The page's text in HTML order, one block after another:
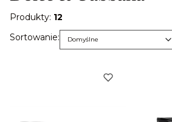
Produkty: 12
Lista produktów
Sortowanie: Domyślne
Domyślne